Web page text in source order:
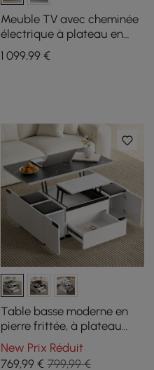
Meuble TV avec cheminée
électrique à plateau en
pierre frittée 200 cm,
télécommande et
1 099,99€
Table basse moderne en
pierre frittée, à plateau
relevable, avec tiroirs
New Prix Réduit
769,99€ 799,99 €